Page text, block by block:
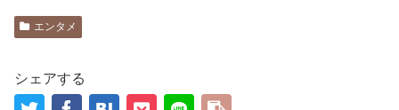
エンタメ
シェアする